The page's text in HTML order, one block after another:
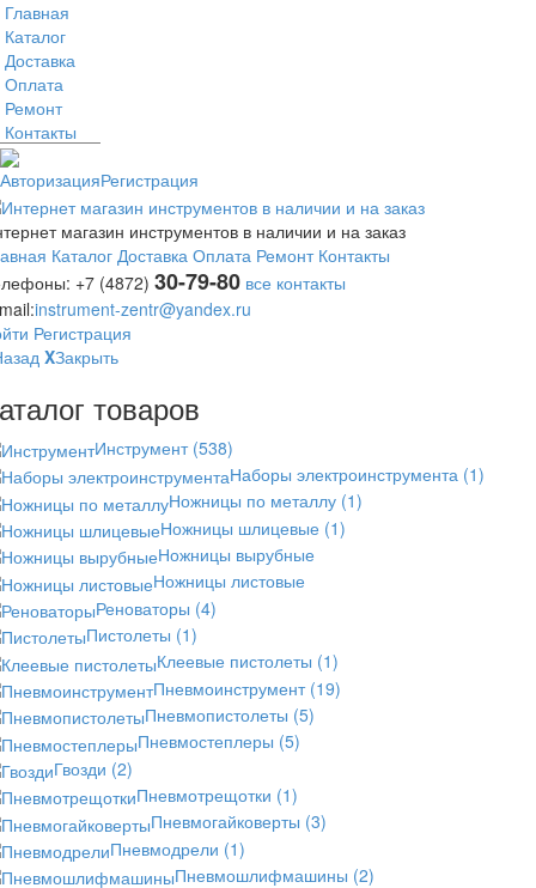
Главная
Каталог
Доставка
Оплата
Ремонт
Контакты
АвторизацияРегистрация
магазин инструментов в наличии и на заказ
Каталог Доставка Оплата Ремонт Контакты
+7 (4872) 30-79-80 все контакты
instrument-zentr@yandex.ru
Регистрация
XЗакрыть
товаров
Инструмент (538)
Наборы электроинструмента (1)
Ножницы по металлу (1)
Ножницы шлицевые (1)
Ножницы вырубные
Ножницы листовые
Реноваторы (4)
Пистолеты (1)
Клеевые пистолеты (1)
Пневмоинструмент (19)
Пневмопистолеты (5)
Пневмостеплеры (5)
Гвозди (2)
Пневмотрещотки (1)
Пневмогайковерты (3)
Пневмодрели (1)
Пневмошлифмашины (2)